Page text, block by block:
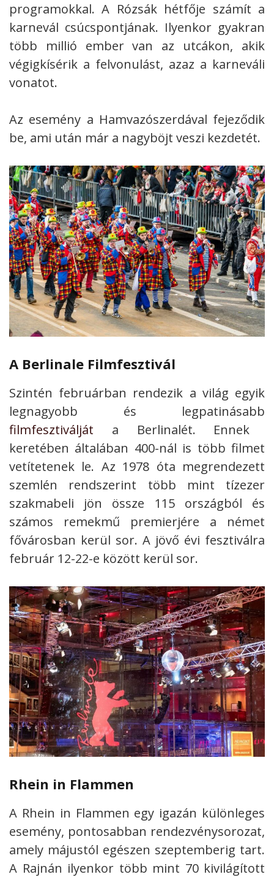
programokkal. A Rózsák hétfője számít a
karnevál csúcspontjának. Ilyenkor gyakran
több millió ember van az utcákon, akik
végigkísérik a felvonulást, azaz a karneváli
vonatot.
Az esemény a Hamvazószerdával fejeződik
be, ami után már a nagyböjt veszi kezdetét.
A Berlinale Filmfesztivál
Szintén februárban rendezik a világ egyik
legnagyobb és legpatinásabb
filmfesztiválját a Berlinalét. Ennek
keretében általában 400-nál is több filmet
vetítetenek le. Az 1978 óta megrendezett
szemlén rendszerint több mint tízezer
szakmabeli jön össze 115 országból és
számos remekmű premierjére a német
fővárosban kerül sor. A jövő évi fesztiválra
február 12-22-e között kerül sor.
Rhein in Flammen
A Rhein in Flammen egy igazán különleges
esemény, pontosabban rendezvénysorozat,
amely májustól egészen szeptemberig tart.
A Rajnán ilyenkor több mint 70 kivilágított